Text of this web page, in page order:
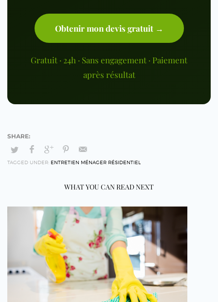
Obtenir mon devis gratuit →
Gratuit · 24h · Sans engagement · Paiement
après résultat
TAGGED UNDER: ENTRETIEN MÉNAGER RÉSIDENTIEL
WHAT YOU CAN READ NEXT